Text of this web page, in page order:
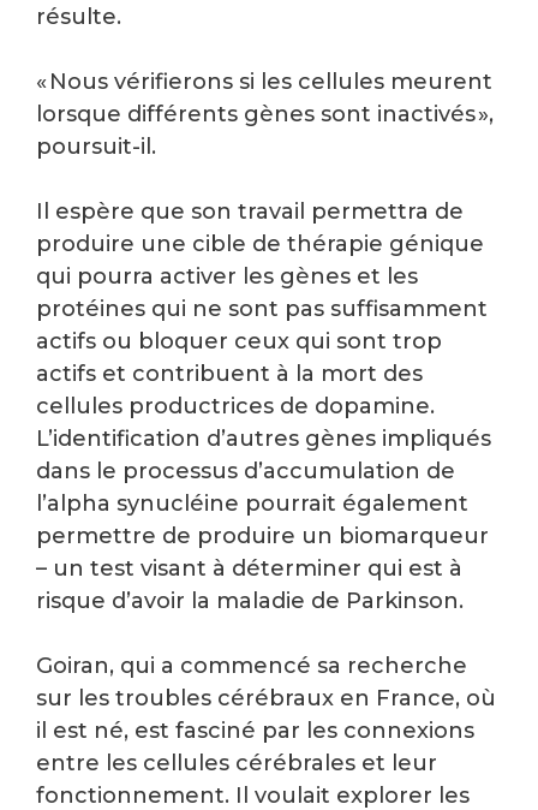
résulte.
« Nous vérifierons si les cellules meurent
lorsque différents gènes sont inactivés »,
poursuit-il.
Il espère que son travail permettra de
produire une cible de thérapie génique
qui pourra activer les gènes et les
protéines qui ne sont pas suffisamment
actifs ou bloquer ceux qui sont trop
actifs et contribuent à la mort des
cellules productrices de dopamine.
L’identification d’autres gènes impliqués
dans le processus d’accumulation de
l’alpha synucléine pourrait également
permettre de produire un biomarqueur
– un test visant à déterminer qui est à
risque d’avoir la maladie de Parkinson.
Goiran, qui a commencé sa recherche
sur les troubles cérébraux en France, où
il est né, est fasciné par les connexions
entre les cellules cérébrales et leur
fonctionnement. Il voulait explorer les